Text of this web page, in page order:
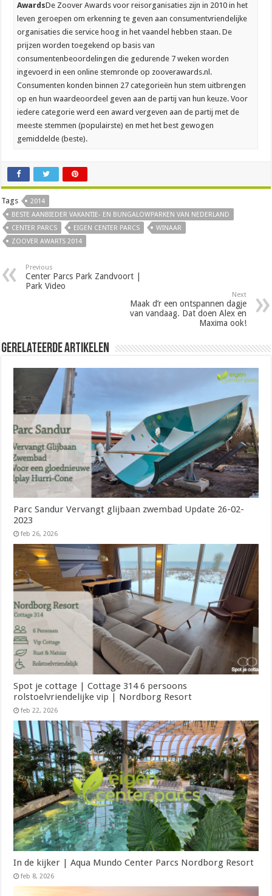
AwardsDe Zoover Awards voor reisorganisaties zijn in 2010 in het
leven geroepen om erkenning te geven aan consumentvriendelijke
organisaties die service hoog in het vaandel hebben staan. De
prijzen worden toegekend op basis van
consumentenbeoordelingen die gedurende 7 weken worden
ingevoerd in een online stemronde op zooverawards.nl.
Consumenten konden binnen 27 categorieën hun stem uitbrengen
op en hun waardeoordeel geven aan de partij van hun keuze. Voor
iedere categorie werd een award vergeven aan de partij met de
meeste stemmen (populairste) en met het best gewogen
gemiddelde (beste).
Tags
2014
BESTE AANBIEDER VAKANTIE- EN BUNGALOWPARKEN VAN NEDERLAND
CENTER PARCS
EIGEN CENTER PARCS
WINAAR
ZOOVER AWARTS 2014
Previous
Center Parcs Park Zandvoort |
Park Video
Next
Maak d’r een ontspannen dagje
van vandaag. Dat doen Alex en
Maxima ook!
Gerelateerde Artikelen
Parc Sandur Vervangt glijbaan zwembad Update 26-02-
2023
feb 26, 2026
Spot je cottage | Cottage 314 6 persoons
rolstoelvriendelijke vip | Nordborg Resort
feb 22, 2026
In de kijker | Aqua Mundo Center Parcs Nordborg Resort
feb 8, 2026